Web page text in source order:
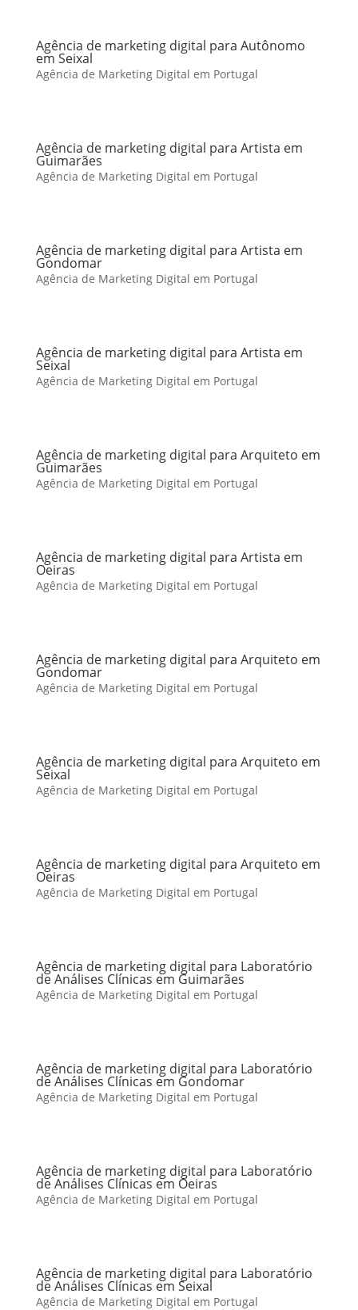
Agência de marketing digital para Autônomo
em Seixal
Agência de Marketing Digital em Portugal
Agência de marketing digital para Artista em
Guimarães
Agência de Marketing Digital em Portugal
Agência de marketing digital para Artista em
Gondomar
Agência de Marketing Digital em Portugal
Agência de marketing digital para Artista em
Seixal
Agência de Marketing Digital em Portugal
Agência de marketing digital para Arquiteto em
Guimarães
Agência de Marketing Digital em Portugal
Agência de marketing digital para Artista em
Oeiras
Agência de Marketing Digital em Portugal
Agência de marketing digital para Arquiteto em
Gondomar
Agência de Marketing Digital em Portugal
Agência de marketing digital para Arquiteto em
Seixal
Agência de Marketing Digital em Portugal
Agência de marketing digital para Arquiteto em
Oeiras
Agência de Marketing Digital em Portugal
Agência de marketing digital para Laboratório
de Análises Clínicas em Guimarães
Agência de Marketing Digital em Portugal
Agência de marketing digital para Laboratório
de Análises Clínicas em Gondomar
Agência de Marketing Digital em Portugal
Agência de marketing digital para Laboratório
de Análises Clínicas em Oeiras
Agência de Marketing Digital em Portugal
Agência de marketing digital para Laboratório
de Análises Clínicas em Seixal
Agência de Marketing Digital em Portugal